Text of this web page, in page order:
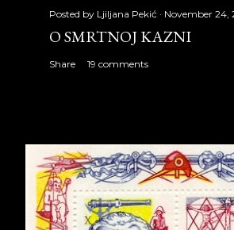
Posted by Ljiljana Pekić November 24,
O SMRTNOJ KAZNI
Share 19 comments